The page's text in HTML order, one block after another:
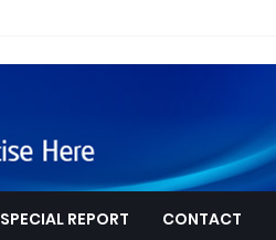
SPECIAL REPORT CONTACT